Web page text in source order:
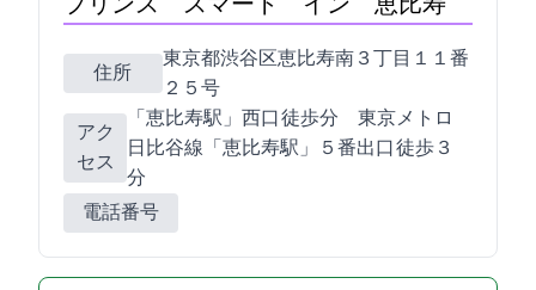
プリンス スマート イン 恵比寿
住所
東京都渋谷区恵比寿南３丁目１１番
２５号
アク
セス
JR「恵比寿駅」西口 徒歩5分 東京メトロ
日比谷線「恵比寿駅」５番出口 徒歩３
分
電話番号